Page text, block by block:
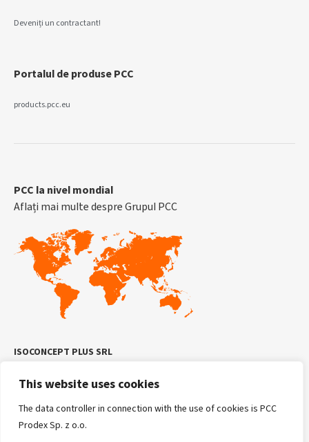
This website uses cookies
The data controller in connection with the use of cookies is PCC
Prodex Sp. z o.o.
Deveniți un contractant!
Portalul de produse PCC
products.pcc.eu
PCC la nivel mondial
Aflați mai multe despre Grupul PCC
ISOCONCEPT PLUS SRL
Telefon: +4.0799.881.178